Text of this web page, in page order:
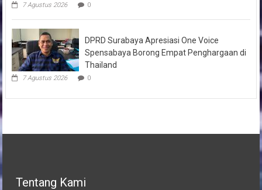
7 Agustus 2026 0
DPRD Surabaya Apresiasi One Voice
Spensabaya Borong Empat Penghargaan di
Thailand
7 Agustus 2026 0
Tentang Kami